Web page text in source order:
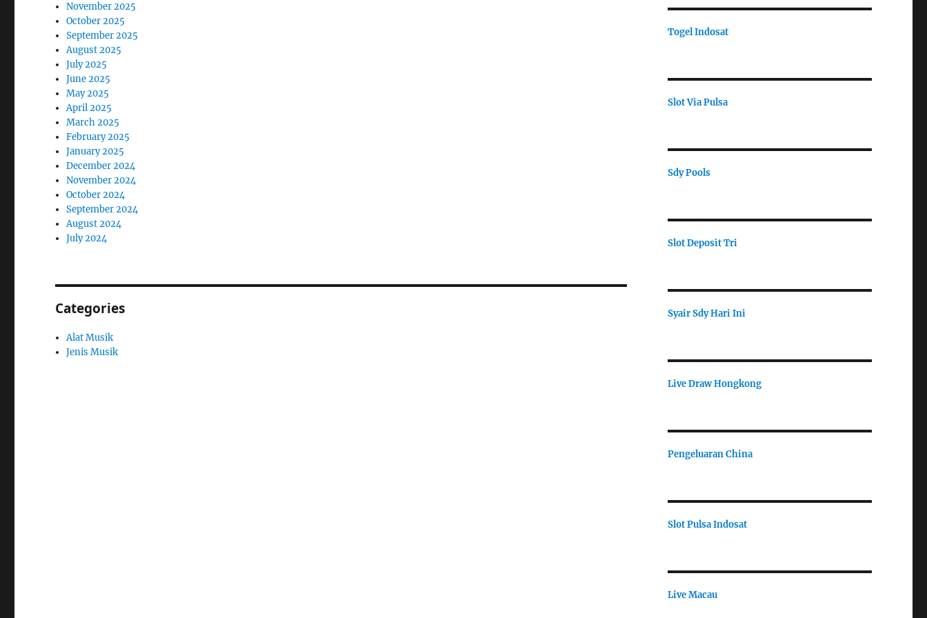
November 2025
October 2025
September 2025
August 2025
July 2025
June 2025
May 2025
April 2025
March 2025
February 2025
January 2025
December 2024
November 2024
October 2024
September 2024
August 2024
July 2024
Categories
Alat Musik
Jenis Musik
Togel Indosat
Slot Via Pulsa
Sdy Pools
Slot Deposit Tri
Syair Sdy Hari Ini
Live Draw Hongkong
Pengeluaran China
Slot Pulsa Indosat
Live Macau